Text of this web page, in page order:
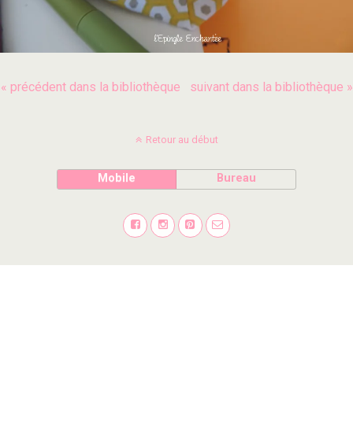
« précédent dans la bibliothèque suivant dans la bibliothèque »
Retour au début
Mobile Bureau